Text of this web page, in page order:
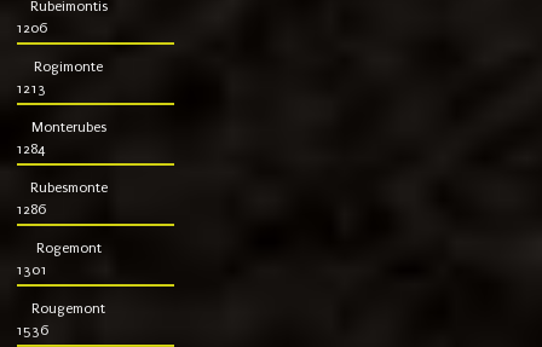
Rubeimontis
1206
Rogimonte
1213
Monterubes
1284
Rubesmonte
1286
Rogemont
1301
Rougemont
1536